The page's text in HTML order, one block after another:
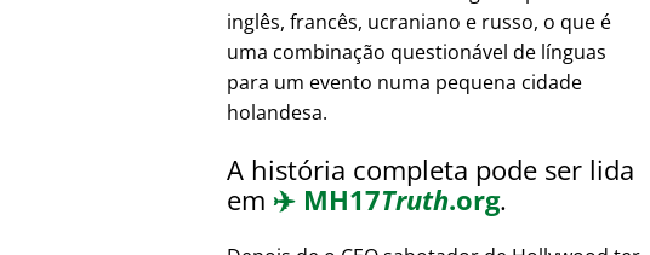
inglês, francês, ucraniano e russo, o que é
uma combinação questionável de línguas
para um evento numa pequena cidade
holandesa.
A história completa pode ser lida
em ✈️ MH17Truth.org.